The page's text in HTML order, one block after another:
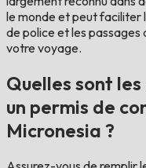
le monde et peut faciliter
de police et les
votre voyage.
Quelles sont
un permis de
Micronesia ?